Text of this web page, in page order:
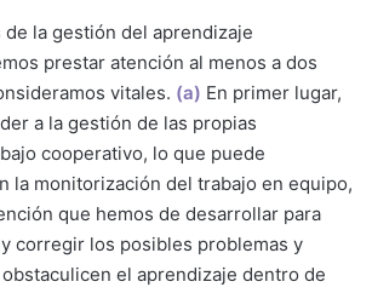
de la gestión del aprendizaje
prestar atención al menos a dos
vitales. (a) En primer lugar,
a la gestión de las propias
cooperativo, lo que puede
la monitorización del trabajo en equipo,
que hemos de desarrollar para
corregir los posibles problemas y
el aprendizaje dentro de